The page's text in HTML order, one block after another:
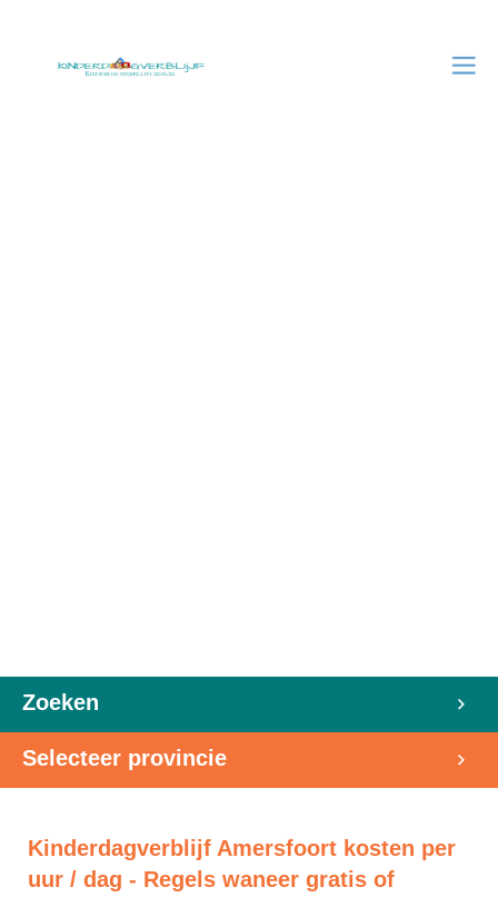
Zoeken
Selecteer provincie
Kinderdagverblijf Amersfoort kosten per
uur / dag - Regels waneer gratis of